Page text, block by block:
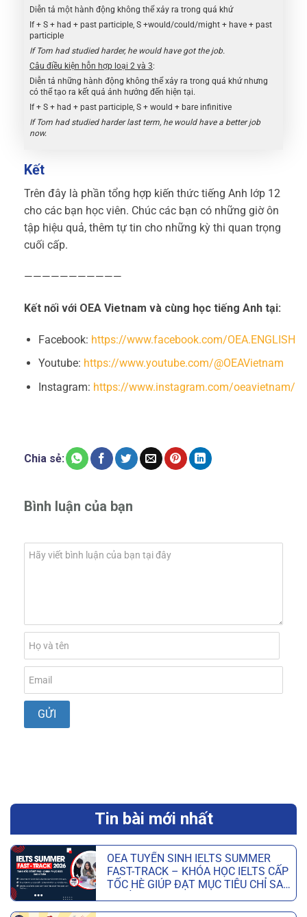
Diễn tả một hành động không thể xảy ra trong quá khứ
If + S + had + past participle, S +would/could/might + have + past
participle
If Tom had studied harder, he would have got the job.
Câu điều kiện hỗn hợp loại 2 và 3:
Diễn tả những hành động không thể xảy ra trong quá khứ nhưng
có thể tạo ra kết quả ảnh hưởng đến hiện tại.
If + S + had + past participle, S + would + bare infinitive
If Tom had studied harder last term, he would have a better job
now.
Kết
Trên đây là phần tổng hợp kiến thức tiếng Anh lớp 12
cho các bạn học viên. Chúc các bạn có những giờ ôn
tập hiệu quả, thêm tự tin cho những kỳ thi quan trọng
cuối cấp.
———————————
Kết nối với OEA Vietnam và cùng học tiếng Anh tại:
Facebook: https://www.facebook.com/OEA.ENGLISH
Youtube: https://www.youtube.com/@OEAVietnam
Instagram: https://www.instagram.com/oeavietnam/
Chia sẻ:
Bình luận của bạn
Tin bài mới nhất
OEA TUYỂN SINH IELTS SUMMER
FAST-TRACK – KHÓA HỌC IELTS CẤP
TỐC HÈ GIÚP ĐẠT MỤC TIÊU CHỈ SAU
6 TUẦN